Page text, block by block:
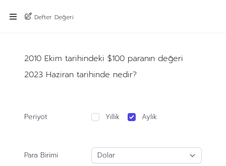
Defter Değeri
2010 Ekim tarihindeki $100 paranın değeri
2023 Haziran tarihinde nedir?
Periyot Yıllık Aylık
Para Birimi